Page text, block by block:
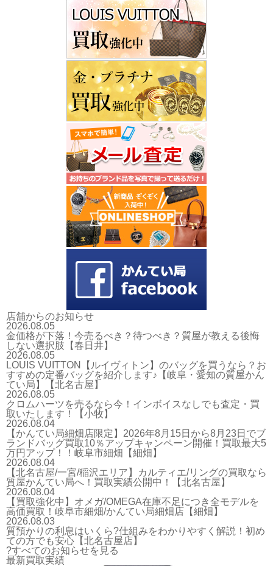
店舗からのお知らせ
2026.08.05
金価格が下落！今売るべき？待つべき？質屋が教える後悔
しない選択肢【春日井】
2026.08.05
LOUIS VUITTON【ルイヴィトン】のバッグを買うなら？お
すすめの定番バッグを紹介します♪【岐阜・愛知の質屋かん
てい局】【北名古屋】
2026.08.05
クロムハーツを売るなら今！インボイスなしでも査定・買
取いたします！【小牧】
2026.08.04
【かんてい局細畑店限定】2026年8月15日から8月23日でブ
ランドバッグ買取10％アップキャンペーン開催！買取最大5
万円アップ！！岐阜市細畑【細畑】
2026.08.04
【北名古屋/一宮/稲沢エリア】カルティエ/リングの買取なら
質屋かんてい局へ！買取実績公開中！【北名古屋】
2026.08.04
【買取強化中】オメガ/OMEGA在庫不足につき全モデルを
高価買取！岐阜市細畑/かんてい局細畑店【細畑】
2026.08.03
質預かりの利息はいくら?仕組みをわかりやすく解説！初め
ての方でも安心【北名古屋店】
?すべてのお知らせを見る
最新買取実績